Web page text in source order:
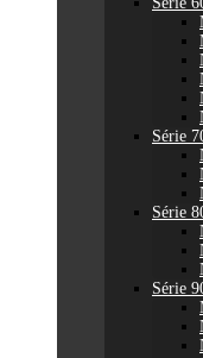
Série
Série
Série